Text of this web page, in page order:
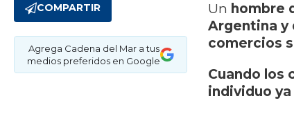
COMPARTIR
Agrega Cadena del Mar a tus
medios preferidos en Google
Un hombre
Argentina y
comercios
Cuando los
individuo